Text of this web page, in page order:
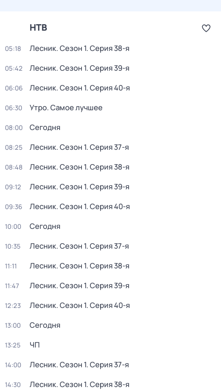
НТВ
05:18 Лесник. Сезон 1. Серия 38-я
05:42 Лесник. Сезон 1. Серия 39-я
06:06 Лесник. Сезон 1. Серия 40-я
06:30 Утро. Самое лучшее
08:00 Сегодня
08:25 Лесник. Сезон 1. Серия 37-я
08:48 Лесник. Сезон 1. Серия 38-я
09:12 Лесник. Сезон 1. Серия 39-я
09:36 Лесник. Сезон 1. Серия 40-я
10:00 Сегодня
10:35 Лесник. Сезон 1. Серия 37-я
11:11 Лесник. Сезон 1. Серия 38-я
11:47 Лесник. Сезон 1. Серия 39-я
12:23 Лесник. Сезон 1. Серия 40-я
13:00 Сегодня
13:25 ЧП
14:00 Лесник. Сезон 1. Серия 37-я
14:30 Лесник. Сезон 1. Серия 38-я